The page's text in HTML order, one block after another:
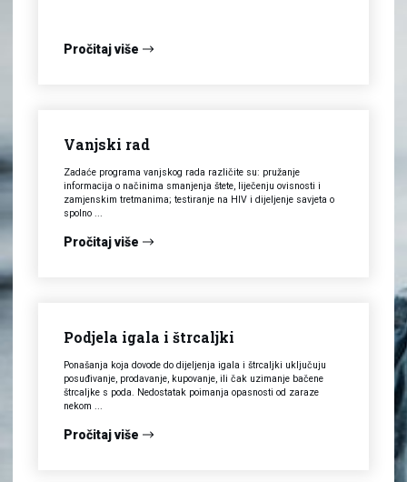
Pročitaj više
Vanjski rad
Zadaće programa vanjskog rada različite su: pružanje
informacija o načinima smanjenja štete, liječenju ovisnosti i
zamjenskim tretmanima; testiranje na HIV i dijeljenje savjeta o
spolno ...
Pročitaj više
Podjela igala i štrcaljki
Ponašanja koja dovode do dijeljenja igala i štrcaljki uključuju
posuđivanje, prodavanje, kupovanje, ili čak uzimanje bačene
štrcaljke s poda. Nedostatak poimanja opasnosti od zaraze
nekom ...
Pročitaj više